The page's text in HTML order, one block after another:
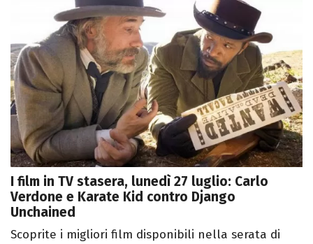
I film in TV stasera, lunedì 27 luglio: Carlo
Verdone e Karate Kid contro Django
Unchained
Scoprite i migliori film disponibili nella serata di